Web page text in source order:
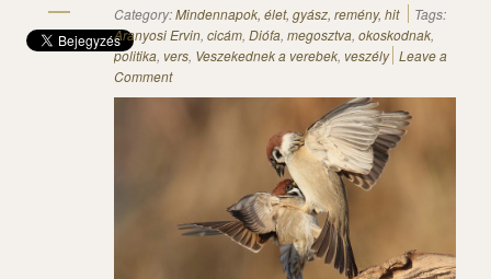
Category:Mindennapok, élet, gyász, remény, hit
Tags:
Aranyosi Ervin, cicám, Diófa, megosztva, okoskodnak,
politika, vers, Veszekednek a verebek, veszély Leave a
Comment